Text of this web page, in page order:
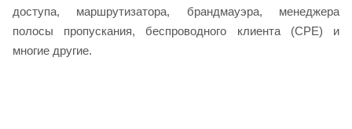
доступа, маршрутизатора, брандмауэра, менеджера
полосы пропускания, беспроводного клиента (CPE) и
многие другие.